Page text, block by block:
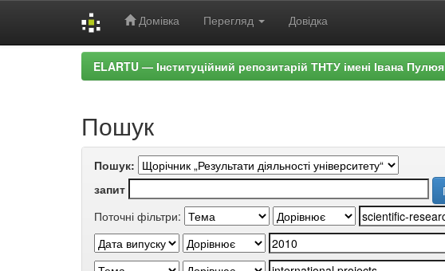
Домівка Перегляд Довідка
ELARTU — Інституційний репозитарій ТНТУ імені Івана Пулюя
Пошук
Пошук:
запит
Поточні фільтри: